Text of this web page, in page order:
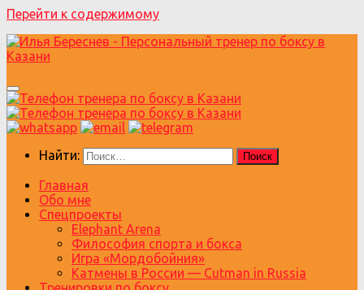
Перейти к содержимому
Найти:
Главная
Обо мне
Спецпроекты
Elephant Arena
Философия спорта и бокса
Игра «Мордобойния»
Катмены в России — Cutman in Russia